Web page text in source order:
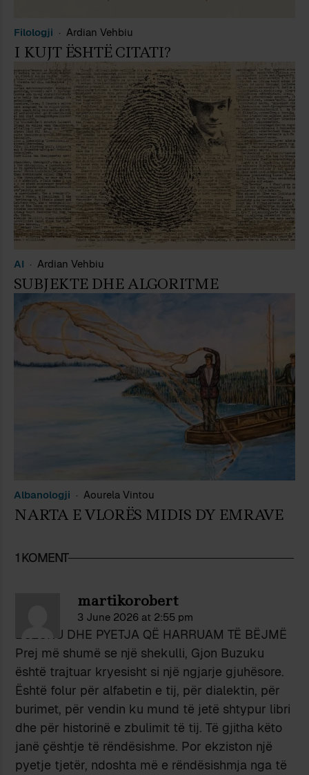
Filologji Ardian Vehbiu
I KUJT ËSHTË CITATI?
AI Ardian Vehbiu
SUBJEKTE DHE ALGORITME
Albanologji Aourela Vintou
NARTA E VLORËS MIDIS DY EMRAVE
1 KOMENT
martikorobert
3 June 2026 at 2:55 pm
BUZUKU DHE PYETJA QË HARRUAM TË BËJMË
Prej më shumë se një shekulli, Gjon Buzuku
është trajtuar kryesisht si një ngjarje gjuhësore.
Është folur për alfabetin e tij, për dialektin, për
burimet, për vendin ku mund të jetë shtypur libri
dhe për historinë e zbulimit të tij. Të gjitha këto
janë çështje të rëndësishme. Por ekziston një
pyetje tjetër, ndoshta më e rëndësishmja nga të